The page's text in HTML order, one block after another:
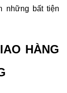
những bất tiện
HÀNG